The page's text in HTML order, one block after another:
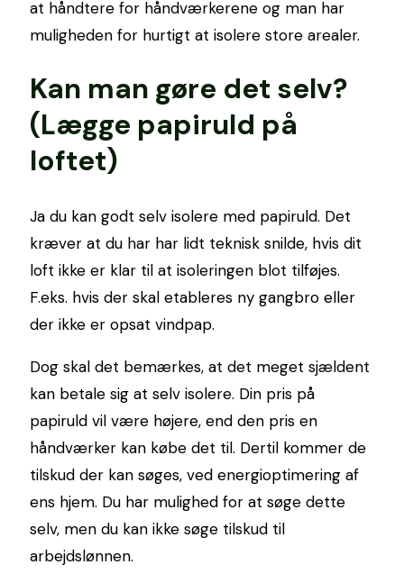
at håndtere for håndværkerene og man har
muligheden for hurtigt at isolere store arealer.
Kan man gøre det selv?
(Lægge papiruld på
loftet)
Ja du kan godt selv isolere med papiruld. Det
kræver at du har har lidt teknisk snilde, hvis dit
loft ikke er klar til at isoleringen blot tilføjes.
F.eks. hvis der skal etableres ny gangbro eller
der ikke er opsat vindpap.
Dog skal det bemærkes, at det meget sjældent
kan betale sig at selv isolere. Din pris på
papiruld vil være højere, end den pris en
håndværker kan købe det til. Dertil kommer de
tilskud der kan søges, ved energioptimering af
ens hjem. Du har mulighed for at søge dette
selv, men du kan ikke søge tilskud til
arbejdslønnen.